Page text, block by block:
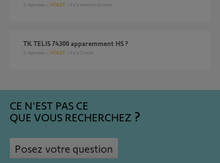
3 réponses VOLET il y a environ un mois
TK TELIS 74300 apparemment HS ?
2 réponses VOLET il y a 7 mois
CE N'EST PAS CE
QUE VOUS RECHERCHEZ
Posez votre question